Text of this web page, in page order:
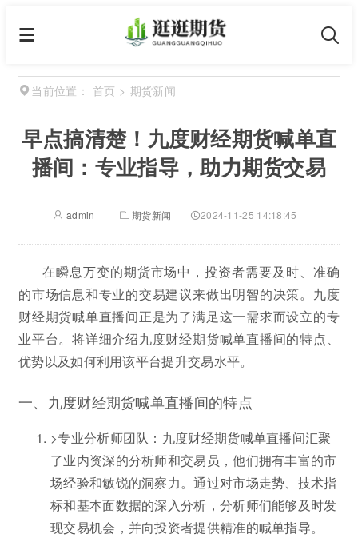
当前位置： 首页 > 期货新闻
早点搞清楚！九度财经期货喊单直
播间：专业指导，助力期货交易
admin 期货新闻 2024-11-25 14:18:45
在瞬息万变的期货市场中，投资者需要及时、准确
的市场信息和专业的交易建议来做出明智的决策。九度
财经期货喊单直播间正是为了满足这一需求而设立的专
业平台。将详细介绍九度财经期货喊单直播间的特点、
优势以及如何利用该平台提升交易水平。
一、九度财经期货喊单直播间的特点
>专业分析师团队：九度财经期货喊单直播间汇聚
了业内资深的分析师和交易员，他们拥有丰富的市
场经验和敏锐的洞察力。通过对市场走势、技术指
标和基本面数据的深入分析，分析师们能够及时发
现交易机会，并向投资者提供精准的喊单指导。